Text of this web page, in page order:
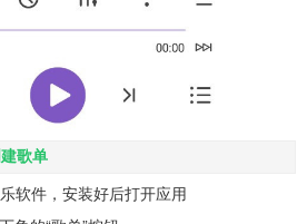
歌单
软件，安装好后打开应用